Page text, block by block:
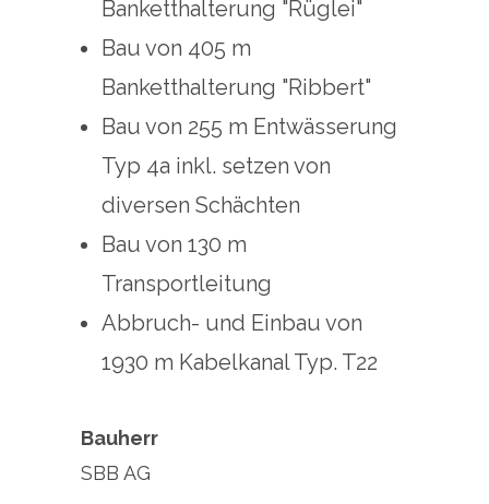
Banketthalterung "Rüglei"
Bau von 405 m
Banketthalterung "Ribbert"
Bau von 255 m Entwässerung
Typ 4a inkl. setzen von
diversen Schächten
Bau von 130 m
Transportleitung
Abbruch- und Einbau von
1930 m Kabelkanal Typ. T22
Bauherr
SBB AG